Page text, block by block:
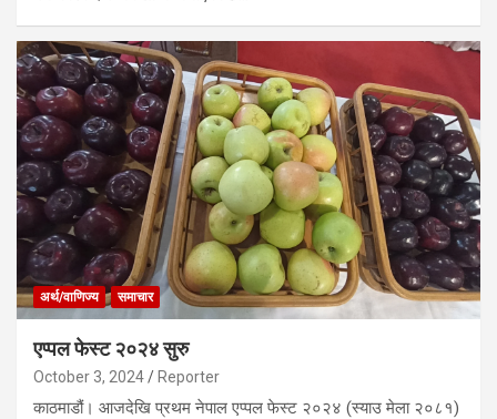
अर्थ/वाणिज्य समाचार
एप्पल फेस्ट २०२४ सुरु
October 3, 2024 Reporter
काठमाडौं। आजदेखि प्रथम नेपाल एप्पल फेस्ट २०२४ (स्याउ मेला २०८१)